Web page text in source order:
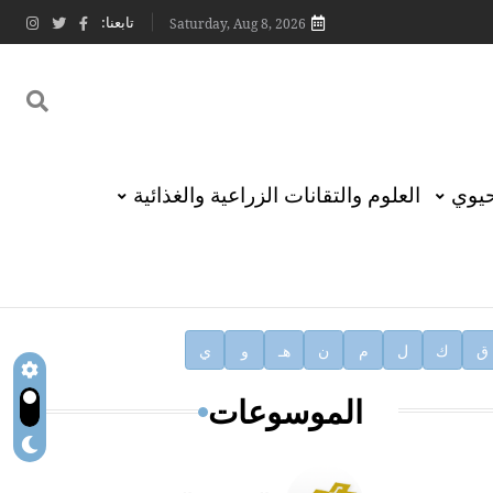
Saturday, Aug 8, 2026 تابعنا:
العلوم والتقانات الزراعية والغذائية
ق ك ل م ن هـ و ي
الموسوعات